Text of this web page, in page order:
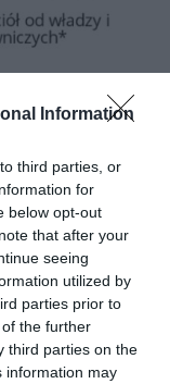
Information
third parties, or
for
below opt-out
that after your
seeing
utilized by
parties prior to
the further
third parties on the
information may